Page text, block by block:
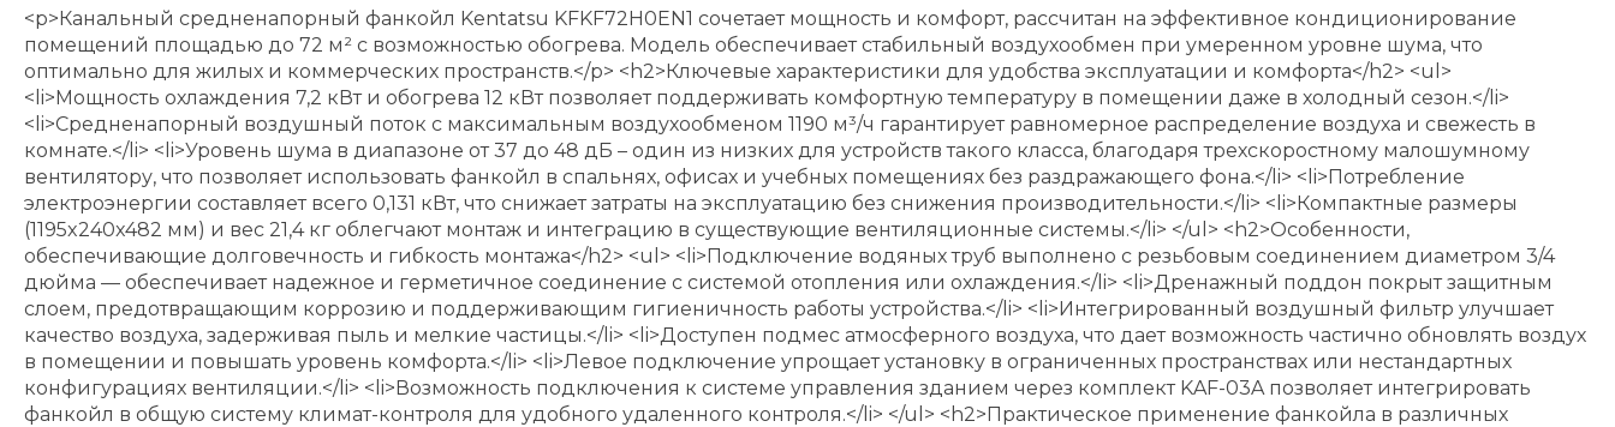
<p>Канальный средненапорный фанкойл Kentatsu KFKF72H0EN1 сочетает мощность и комфорт, рассчитан на эффективное кондиционирование
помещений площадью до 72 м² с возможностью обогрева. Модель обеспечивает стабильный воздухообмен при умеренном уровне шума, что
оптимально для жилых и коммерческих пространств.</p> <h2>Ключевые характеристики для удобства эксплуатации и комфорта</h2> <ul>
<li>Мощность охлаждения 7,2 кВт и обогрева 12 кВт позволяет поддерживать комфортную температуру в помещении даже в холодный сезон.</li>
<li>Средненапорный воздушный поток с максимальным воздухообменом 1190 м³/ч гарантирует равномерное распределение воздуха и свежесть в
комнате.</li> <li>Уровень шума в диапазоне от 37 до 48 дБ – один из низких для устройств такого класса, благодаря трехскоростному малошумному
вентилятору, что позволяет использовать фанкойл в спальнях, офисах и учебных помещениях без раздражающего фона.</li> <li>Потребление
электроэнергии составляет всего 0,131 кВт, что снижает затраты на эксплуатацию без снижения производительности.</li> <li>Компактные размеры
(1195x240x482 мм) и вес 21,4 кг облегчают монтаж и интеграцию в существующие вентиляционные системы.</li> </ul> <h2>Особенности,
обеспечивающие долговечность и гибкость монтажа</h2> <ul> <li>Подключение водяных труб выполнено с резьбовым соединением диаметром 3/4
дюйма — обеспечивает надежное и герметичное соединение с системой отопления или охлаждения.</li> <li>Дренажный поддон покрыт защитным
слоем, предотвращающим коррозию и поддерживающим гигиеничность работы устройства.</li> <li>Интегрированный воздушный фильтр улучшает
качество воздуха, задерживая пыль и мелкие частицы.</li> <li>Доступен подмес атмосферного воздуха, что дает возможность частично обновлять воздух
в помещении и повышать уровень комфорта.</li> <li>Левое подключение упрощает установку в ограниченных пространствах или нестандартных
конфигурациях вентиляции.</li> <li>Возможность подключения к системе управления зданием через комплект KAF-03A позволяет интегрировать
фанкойл в общую систему климат-контроля для удобного удаленного контроля.</li> </ul> <h2>Практическое применение фанкойла в различных